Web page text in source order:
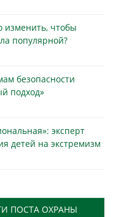
чтобы
популярной?
безопасности
подход»
эксперт
детей на экстремизм
ПОСТА ОХРАНЫ